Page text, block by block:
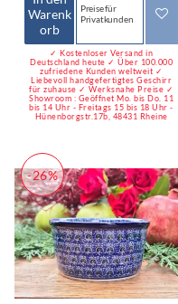
Warenk
orb
Preise für
Privatkunden
✓ Kostenloser Versand in
Deutschland heute ✓ Über 100.000
zufriedene Kunden weltweit ✓
Liebevoll handgefertigtes Geschirr
für zuhause ✓ Werksnahe Preise ✓
Showroom : Geöffnet Mo. bis Do. 11
bis 14 Uhr - Freitags 15 bis 18 Uhr -
Hünenborgstr.17b, 48431 Rheine
-26%